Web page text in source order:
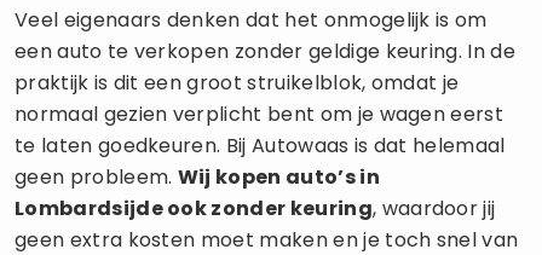
Veel eigenaars denken dat het onmogelijk is om
een auto te verkopen zonder geldige keuring. In de
praktijk is dit een groot struikelblok, omdat je
normaal gezien verplicht bent om je wagen eerst
te laten goedkeuren. Bij Autowaas is dat helemaal
geen probleem. Wij kopen auto’s in
Lombardsijde ook zonder keuring, waardoor jij
geen extra kosten moet maken en je toch snel van